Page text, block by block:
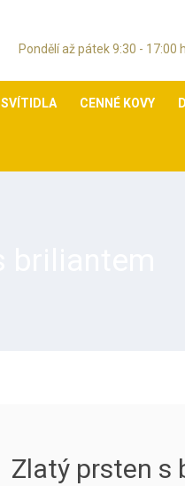
Pondělí až pátek 9:30 - 17:00
SVÍTIDLA CENNÉ KOVY
Zlatý prsten s